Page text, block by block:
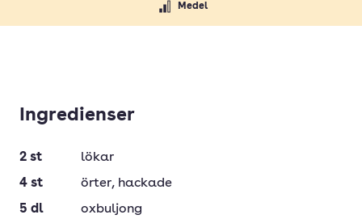
Medel
Ingredienser
2 st
lökar
4 st örter, hackade
5 dl
oxbuljong